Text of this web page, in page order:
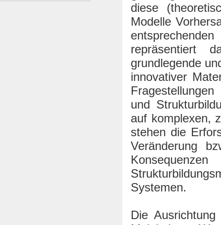
diese
Modelle
repräsentiert
grundlegende
innovativer
und
auf komplexen,
stehen die
Veränderung
Systemen.
Die